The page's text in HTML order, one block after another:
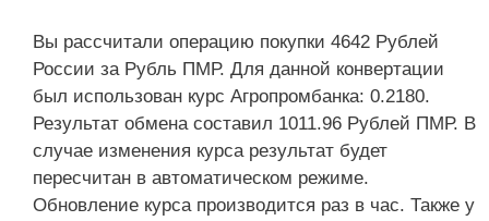
Вы рассчитали операцию покупки 4642 Рублей
России за Рубль ПМР. Для данной конвертации
был использован курс Агропромбанка: 0.2180.
Результат обмена составил 1011.96 Рублей ПМР. В
случае изменения курса результат будет
пересчитан в автоматическом режиме.
Обновление курса производится раз в час. Также у